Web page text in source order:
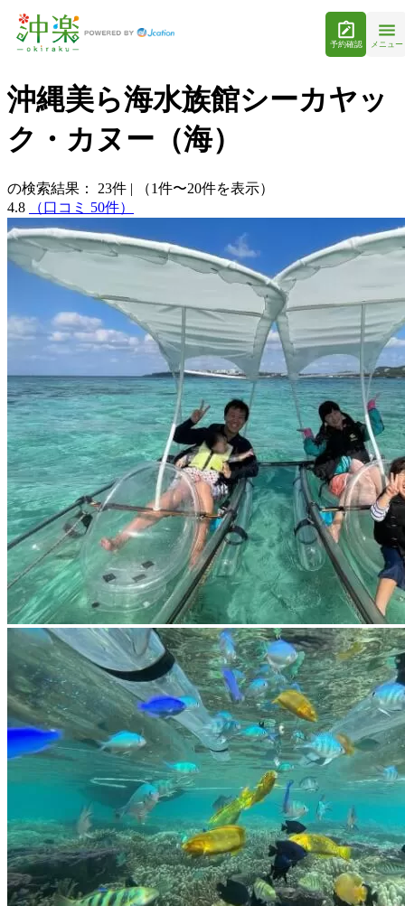
予約確認 メニュー
沖縄美ら海水族館シーカヤッ
ク・カヌー（海）
の検索結果： 23件 |
（1件〜20件を表示）
4.8
（口コミ 50件）